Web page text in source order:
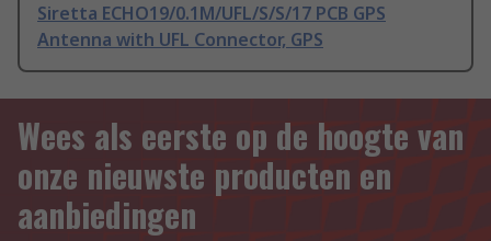
Siretta ECHO19/0.1M/UFL/S/S/17 PCB GPS
Antenna with UFL Connector, GPS
Wees als eerste op de hoogte van
onze nieuwste producten en
aanbiedingen